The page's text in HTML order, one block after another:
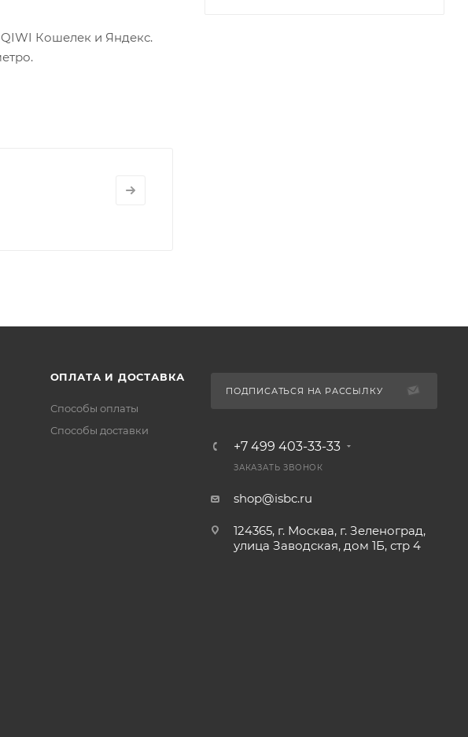
QIWI Кошелек и Яндекс.
ОПЛАТА И ДОСТАВКА
Способы оплаты
Способы доставки
ПОДПИСАТЬСЯ НА РАССЫЛКУ
+7 499 403-33-33
ЗАКАЗАТЬ ЗВОНОК
shop@isbc.ru
124365, г. Москва, г. Зеленоград,
улица Заводская, дом 1Б, стр 4